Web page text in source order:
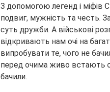
З допомогою легенд і міфів
подвиг, мужність та честь.
суть дружби. А військові
відкривають нам очі на
випробувати те, чого не
перед очима живо встають
бачили.